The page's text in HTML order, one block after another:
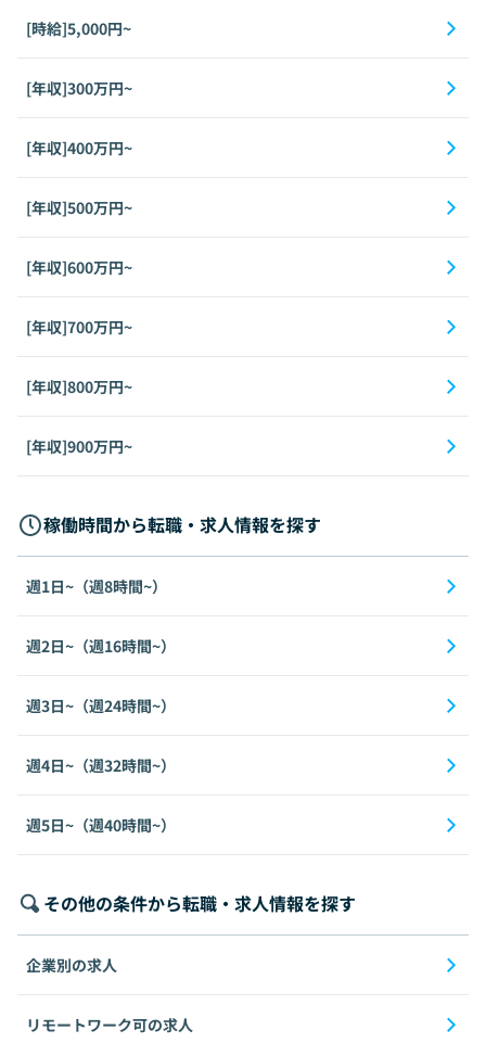
[時給]5,000円~
[年収]300万円~
[年収]400万円~
[年収]500万円~
[年収]600万円~
[年収]700万円~
[年収]800万円~
[年収]900万円~
稼働時間から転職・求人情報を探す
週1日~（週8時間~）
週2日~（週16時間~）
週3日~（週24時間~）
週4日~（週32時間~）
週5日~（週40時間~）
その他の条件から転職・求人情報を探す
企業別の求人
リモートワーク可の求人